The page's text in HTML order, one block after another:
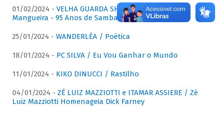
01/02/2024 - VELHA GUARDA SHOW DA MANGUEIRA /
Mangueira - 95 Anos de Samba
25/01/2024 - WANDERLÉA / Poética
18/01/2024 - PC SILVA / Eu Vou Ganhar o Mundo
11/01/2024 - KIKO DINUCCI / Rastilho
04/01/2024 - ZÉ LUIZ MAZZIOTTI e ITAMAR ASSIERE / Zé
Luiz Mazziotti Homenageia Dick Farney